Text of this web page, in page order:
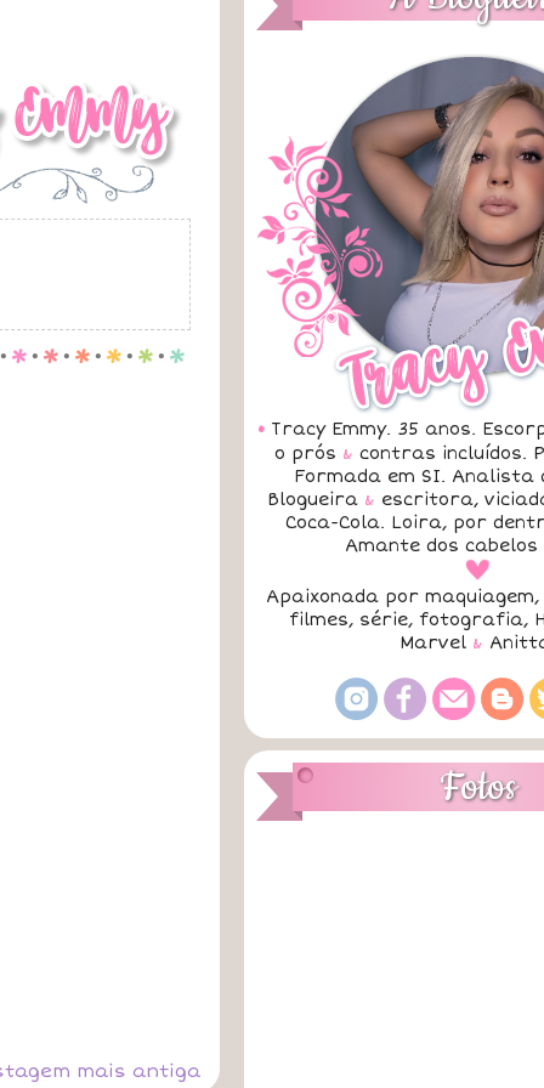
. p . p . p . p . p . p
mais antiga
• Tracy Emmy. 35 anos.
o prós & contras incluídos.
Formada em SI. Analista
Blogueira & escritora,
Coca-Cola. Loira, por
Amante dos
a
Apaixonada por maquiagem,
filmes, série, fotografia,
Marvel &
Fotos